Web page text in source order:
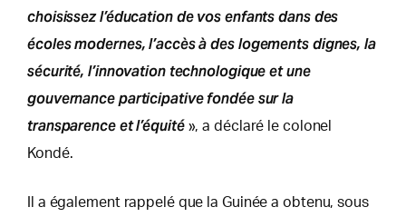
choisissez l’éducation de vos enfants dans des
écoles modernes, l’accès à des logements dignes, la
sécurité, l’innovation technologique et une
gouvernance participative fondée sur la
transparence et l’équité», a déclaré le colonel
Kondé.
Il a également rappelé que la Guinée a obtenu, sous